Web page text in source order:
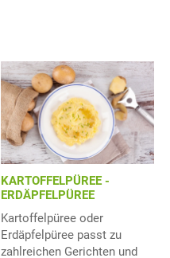
KARTOFFELPÜREE -
ERDÄPFELPÜREE
Kartoffelpüree oder
Erdäpfelpüree passt zu
zahlreichen Gerichten und